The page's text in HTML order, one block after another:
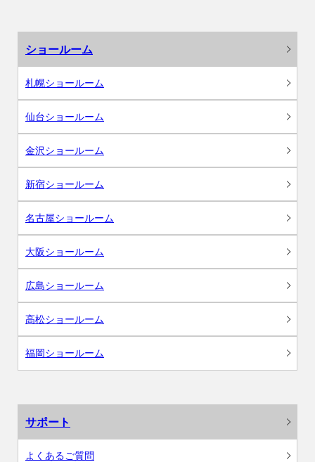
ショールーム
札幌ショールーム
仙台ショールーム
金沢ショールーム
新宿ショールーム
名古屋ショールーム
大阪ショールーム
広島ショールーム
高松ショールーム
福岡ショールーム
サポート
よくあるご質問